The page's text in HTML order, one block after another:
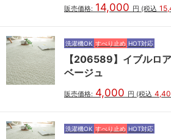
販売価格: 14,000 円 (税込
洗濯機OK すべり止め HOT対応
【206589】イブルロ
ベージュ
販売価格: 4,000 円 (税込
洗濯機OK すべり止め HOT対応